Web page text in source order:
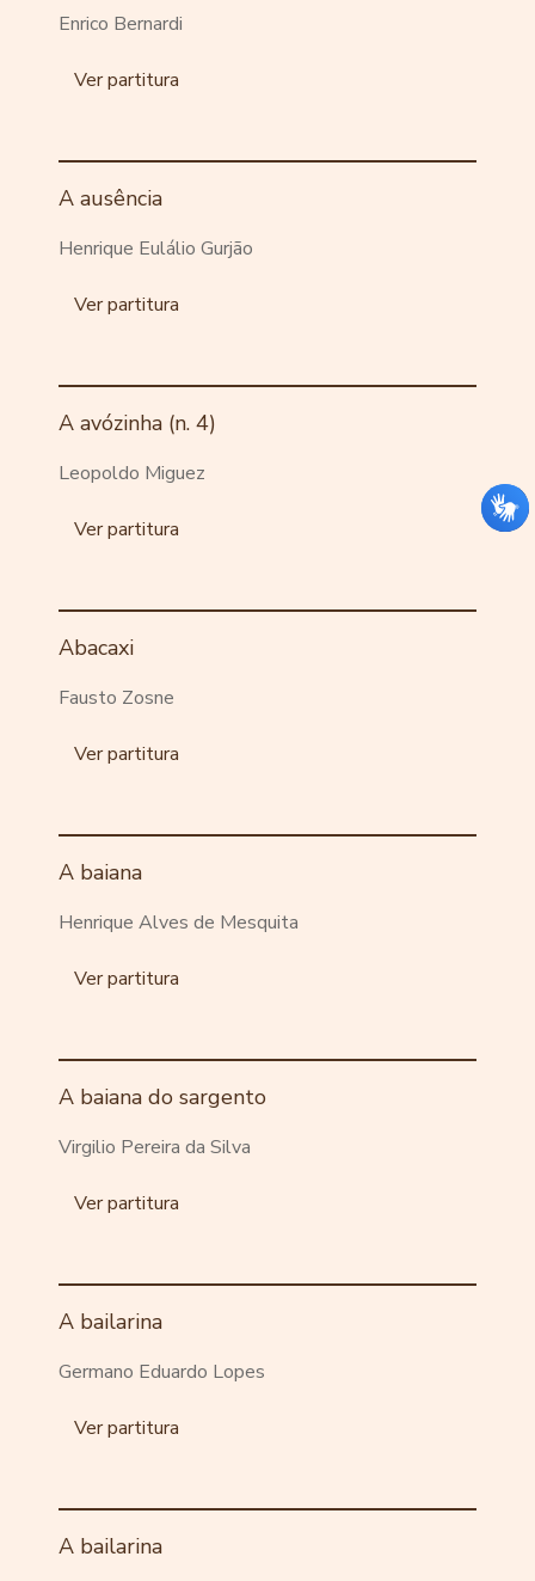
Enrico Bernardi
Ver partitura
A ausência
Henrique Eulálio Gurjão
Ver partitura
A avózinha (n. 4)
Leopoldo Miguez
Ver partitura
Abacaxi
Fausto Zosne
Ver partitura
A baiana
Henrique Alves de Mesquita
Ver partitura
A baiana do sargento
Virgilio Pereira da Silva
Ver partitura
A bailarina
Germano Eduardo Lopes
Ver partitura
A bailarina